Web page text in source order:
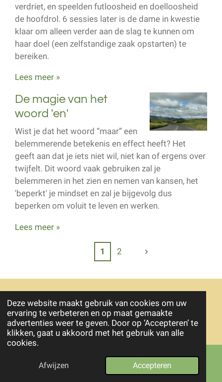
Deze website maakt gebruik van cookies om uw
ervaring te verbeteren en op maat gemaakte
advertenties weer te geven. Door op ‘Accepteren’ te
klikken, gaat u akkoord met het gebruik van alle
cookies.
Afwijzen Accepteren
verdriet, en speelden futloosheid en doelloosheid
de hoofdrol. 6 sessies later is de dame in kwestie
klaar om alleen verder aan de slag te kunnen om
haar doel (een zelfstandige zaak opstarten) te
bereiken.
Lees meer »
De magie van het
woord 'en'
Wist je dat het woord “maar” een
belemmerende betekenis en effect heeft? Het
geeft aan dat je iets niet wil, niet kan of ergens over
twijfelt. Dit woord vaak gebruiken zal je
belemmeren in het zien en nemen van kansen, het
'beperkt' je mindset en zal je bijgevolg dus
beperken om voluit te leven en werken.
Lees meer »
1 2
© 2022 - 2026 Moyomi Coaching
Powered byJouwWeb
Telefoonnummer Instagram